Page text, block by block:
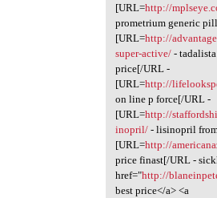
[URL=http://
prometrium generic
[URL=http://
super-active/- tadalista
price[/URL -
[URL=http://
on line p force[/URL -
[URL=http://
inopril/- lisinopril
[URL=http://
price finast[/URL -
href="http://
best price</a> <a